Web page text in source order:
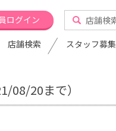
ログイン
店舗検索 スタッフ募集
08/20まで）